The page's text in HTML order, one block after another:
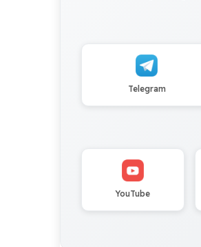
Telegram
YouTube